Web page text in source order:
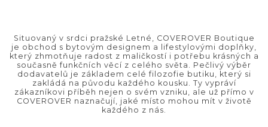
Situovaný v srdci pražské Letné, COVEROVER Boutique
je obchod s bytovým designem a lifestylovými doplňky,
který zhmotňuje radost z maličkostí i potřebu krásných a
současně funkčních věcí z celého světa. Pečlivý výběr
dodavatelů je základem celé filozofie butiku, který si
zakládá na původu každého kousku. Ty vypráví
zákazníkovi příběh nejen o svém vzniku, ale už přímo v
COVEROVER naznačují, jaké místo mohou mít v životě
každého z nás.